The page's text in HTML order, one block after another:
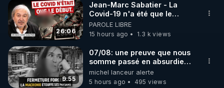
26:06
Jean-Marc Sabatier - La
Covid-19 n'a été que le
début - L'ARNm & l'ARNm-aa
jusqu où auront-t-il ?
PAROLE LIBRE
15 hours ago
1.3 k views
9:55
07/08: une preuve que nous
somme passé en absurdie
une dictature qui veut faire
taire ses opposant !
michel lanceur alerte
5 hours ago
495 views